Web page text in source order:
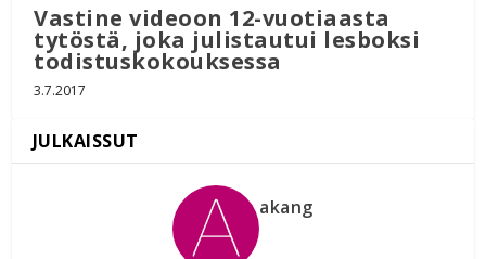
Vastine videoon 12-vuotiaasta
tytöstä, joka julistautui lesboksi
todistuskokouksessa
3.7.2017
akang